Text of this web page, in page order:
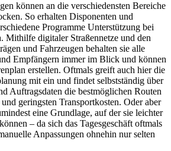
können an die verschiedensten Bereiche
So erhalten Disponenten und
Programme Unterstützung bei
Mithilfe digitaler Straßennetze und den
und Fahrzeugen behalten sie alle
Empfängern immer im Blick und können
erstellen. Oftmals greift auch hier die
mit ein und findet selbstständig über
Auftragsdaten die bestmöglichen Routen
geringsten Transportkosten. Oder aber
eine Grundlage, auf der sie leichter
– da sich das Tagesgeschäft oftmals
Anpassungen ohnehin nur selten